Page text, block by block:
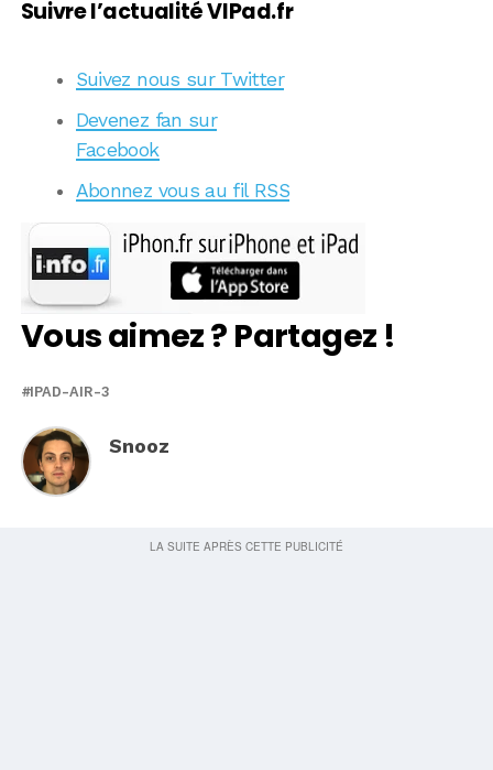
Suivre l’actualité VIPad.fr
Suivez nous sur Twitter
Devenez fan sur
Facebook
Abonnez vous au fil RSS
Vous aimez ? Partagez !
IPAD-AIR-3
Snooz